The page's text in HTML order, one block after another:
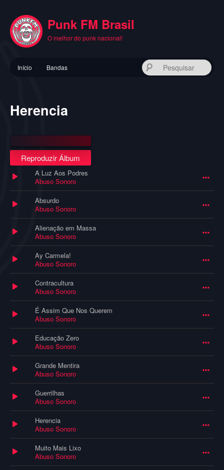
conteúdo
principal
Punk FM Brasil
O melhor do punk nacional!
principal
Início Bandas
Herencia
Reproduzir Álbum
A Luz Aos Podres
Abuso Sonoro
Absurdo
Abuso Sonoro
Alienação em Massa
Abuso Sonoro
Ay Carmela!
Abuso Sonoro
Contracultura
Abuso Sonoro
É Assim Que Nos Querem
Abuso Sonoro
Educação Zero
Abuso Sonoro
Grande Mentira
Abuso Sonoro
Guerrilhas
Abuso Sonoro
Herencia
Abuso Sonoro
Muito Mais Lixo
Abuso Sonoro